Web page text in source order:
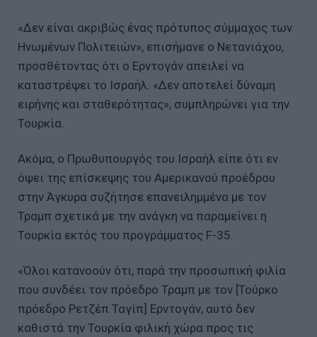
«Δεν είναι ακριβώς ένας πρότυπος σύμμαχος των
Ηνωμένων Πολιτειών», επισήμανε ο Νετανιάχου,
προσθέτοντας ότι ο Ερντογάν απειλεί να
καταστρέψει το Ισραήλ. «Δεν αποτελεί δύναμη
ειρήνης και σταθερότητας», συμπληρώνει για την
Τουρκία.
Ακόμα, ο Πρωθυπουργός του Ισραήλ είπε ότι εν
όψει της επίσκεψης του Αμερικανού προέδρου
στην Άγκυρα συζήτησε επανειλημμένα με τον
Τραμπ σχετικά με την ανάγκη να παραμείνει η
Τουρκία εκτός του προγράμματος F-35.
«Όλοι κατανοούν ότι, παρά την προσωπική φιλία
που συνδέει τον πρόεδρο Τραμπ με τον [Τούρκο
πρόεδρο Ρετζέπ Ταγίπ] Ερντογάν, αυτό δεν
καθιστά την Τουρκία φιλική χώρα προς τις